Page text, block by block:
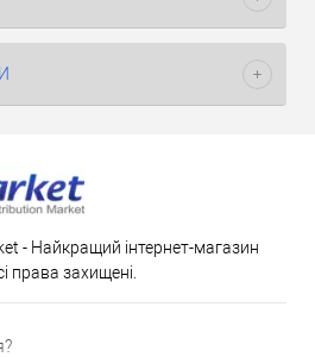
- Найкращий інтернет-магазин
права захищені.